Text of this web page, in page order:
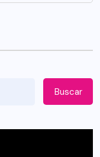
Buscar